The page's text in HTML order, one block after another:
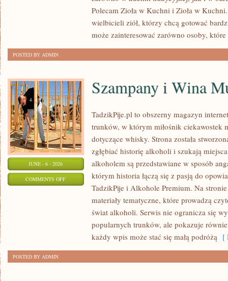
Polecam Zioła w Kuchni i Zioła w
wielbicieli ziół, którzy chcą gotować
może zainteresować zarówno osoby,
POSTED BY ADMIN
JUNE - 6 - 2026
COMMENTS OFFON
SZAMPANY
Szampany i Wina
TadzikPije.pl to obszerny magazyn
trunków, w którym miłośnik ciekawostek
dotyczące whisky. Strona została
zgłębiać historię alkoholi i szukają
alkoholem są przedstawiane w sposób
którym historia łączą się z pasją do
TadzikPije i Alkohole Premium. Na
materiały tematyczne, które prowadzą
świat alkoholi. Serwis nie ogranicza się
popularnych trunków, ale pokazuje
każdy wpis może stać się małą podróżą [
POSTED BY ADMIN